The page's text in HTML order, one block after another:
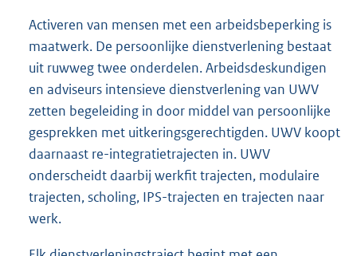
Activeren van mensen met een arbeidsbeperking is
maatwerk. De persoonlijke dienstverlening bestaat
uit ruwweg twee onderdelen. Arbeidsdeskundigen
en adviseurs intensieve dienstverlening van UWV
zetten begeleiding in door middel van persoonlijke
gesprekken met uitkeringsgerechtigden. UWV koopt
daarnaast re-integratietrajecten in. UWV
onderscheidt daarbij werkfit trajecten, modulaire
trajecten, scholing, IPS-trajecten en trajecten naar
werk.